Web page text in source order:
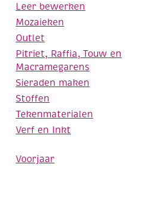
Leer bewerken
Mozaieken
Outlet
Pitriet, Raffia, Touw en
Macramegarens
Sieraden maken
Stoffen
Tekenmaterialen
Verf en Inkt
Voorjaar